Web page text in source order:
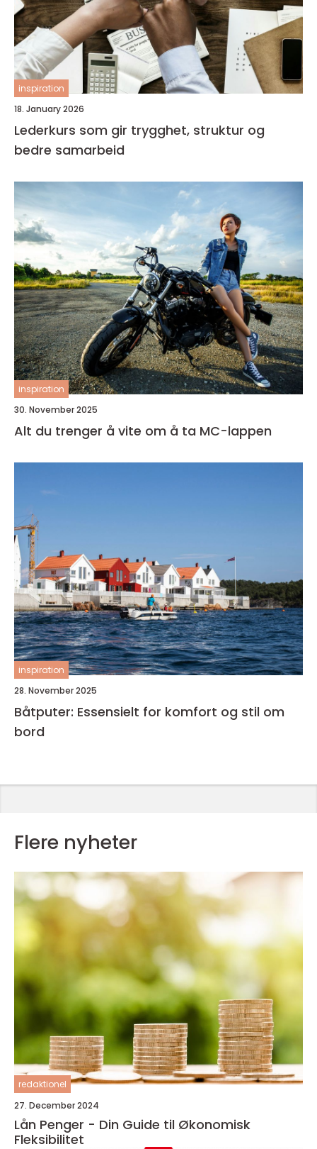
inspiration
18. January 2026
Lederkurs som gir trygghet, struktur og
bedre samarbeid
inspiration
30. November 2025
Alt du trenger å vite om å ta MC-lappen
inspiration
28. November 2025
Båtputer: Essensielt for komfort og stil om
bord
Flere nyheter
redaktionel
27. December 2024
Lån Penger - Din Guide til Økonomisk
Fleksibilitet